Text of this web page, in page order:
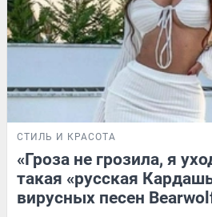
СТИЛЬ И КРАСОТА
«Гроза не грозила, я
такая «русская
вирусных песен